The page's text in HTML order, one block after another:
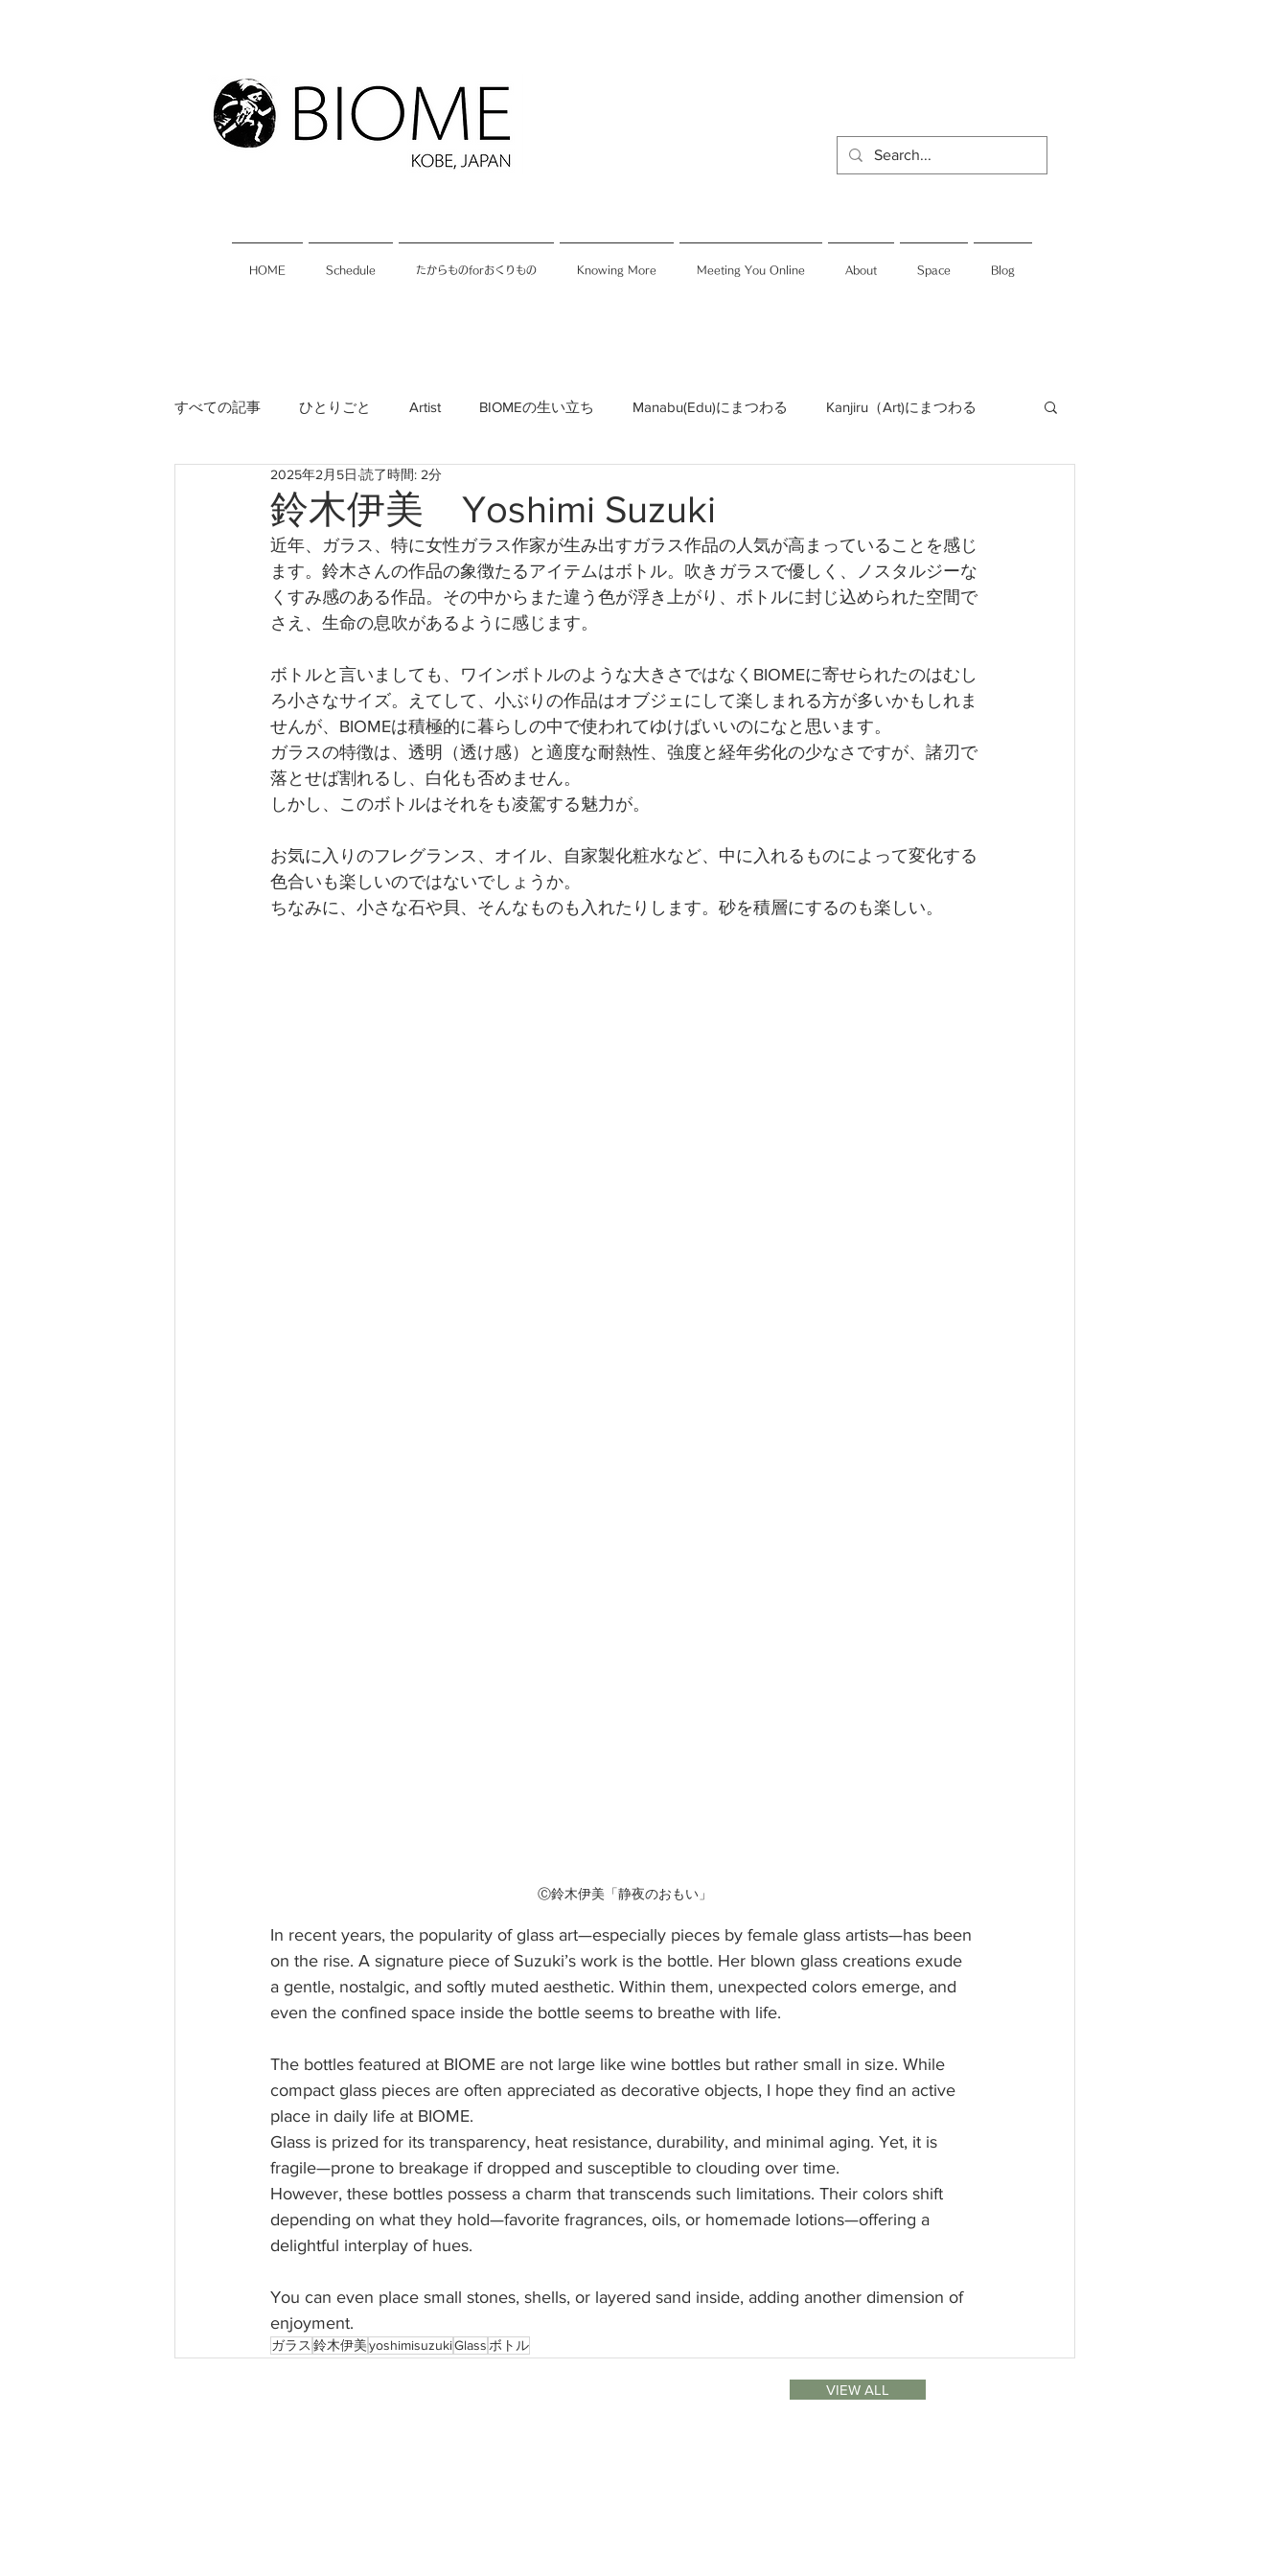
HOME Schedule たからものforおくりもの Knowing More Meeting You Online About Space Blog
すべての記事 ひとりごと Artist BIOMEの生い立ち Manabu(Edu)にまつわる Kanjiru（Art)にまつわる
神戸のこと たからものforおくりもの2020
たからものforおくりもの2022 たからものforおくりもの2024 たからものforおくりもの2025
鈴木伊美 Yoshimi Suzuki
2025年2月5日 読了時間: 2分
近年、ガラス、特に女性ガラス作家が生み出すガラス作品の人気が高まっていることを感じ
ます。鈴木さんの作品の象徴たるアイテムはボトル。吹きガラスで優しく、ノスタルジーな
くすみ感のある作品。その中からまた違う色が浮き上がり、ボトルに封じ込められた空間で
さえ、生命の息吹があるように感じます。
ボトルと言いましても、ワインボトルのような大きさではなくBIOMEに寄せられたのはむし
ろ小さなサイズ。えてして、小ぶりの作品はオブジェにして楽しまれる方が多いかもしれま
せんが、BIOMEは積極的に暮らしの中で使われてゆけばいいのになと思います。
ガラスの特徴は、透明（透け感）と適度な耐熱性、強度と経年劣化の少なさですが、諸刃で
落とせば割れるし、白化も否めません。
しかし、このボトルはそれをも凌駕する魅力が。
お気に入りのフレグランス、オイル、自家製化粧水など、中に入れるものによって変化する
色合いも楽しいのではないでしょうか。
ちなみに、小さな石や貝、そんなものも入れたりします。砂を積層にするのも楽しい。
Ⓒ鈴木伊美「静夜のおもい」
In recent years, the popularity of glass art—especially pieces by female glass artists—has been
on the rise. A signature piece of Suzuki’s work is the bottle. Her blown glass creations exude
a gentle, nostalgic, and softly muted aesthetic. Within them, unexpected colors emerge, and
even the confined space inside the bottle seems to breathe with life.
The bottles featured at BIOME are not large like wine bottles but rather small in size. While
compact glass pieces are often appreciated as decorative objects, I hope they find an active
place in daily life at BIOME.
Glass is prized for its transparency, heat resistance, durability, and minimal aging. Yet, it is
fragile—prone to breakage if dropped and susceptible to clouding over time.
However, these bottles possess a charm that transcends such limitations. Their colors shift
depending on what they hold—favorite fragrances, oils, or homemade lotions—offering a
delightful interplay of hues.
You can even place small stones, shells, or layered sand inside, adding another dimension of
enjoyment.
ガラス 鈴木伊美yoshimisuzukiGlassボトル
VIEW ALL